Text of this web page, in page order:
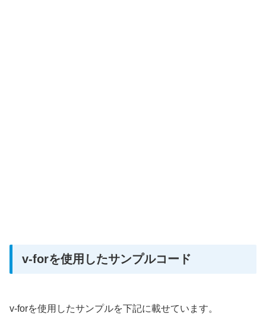
v-forを使用したサンプルコード
v-forを使用したサンプルを下記に載せています。